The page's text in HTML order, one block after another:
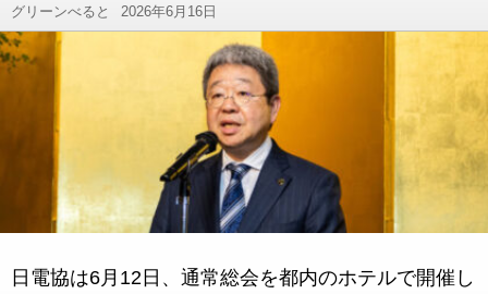
グリーンべると 2026年6月16日
日電協は6月12日、通常総会を都内のホテルで開催し